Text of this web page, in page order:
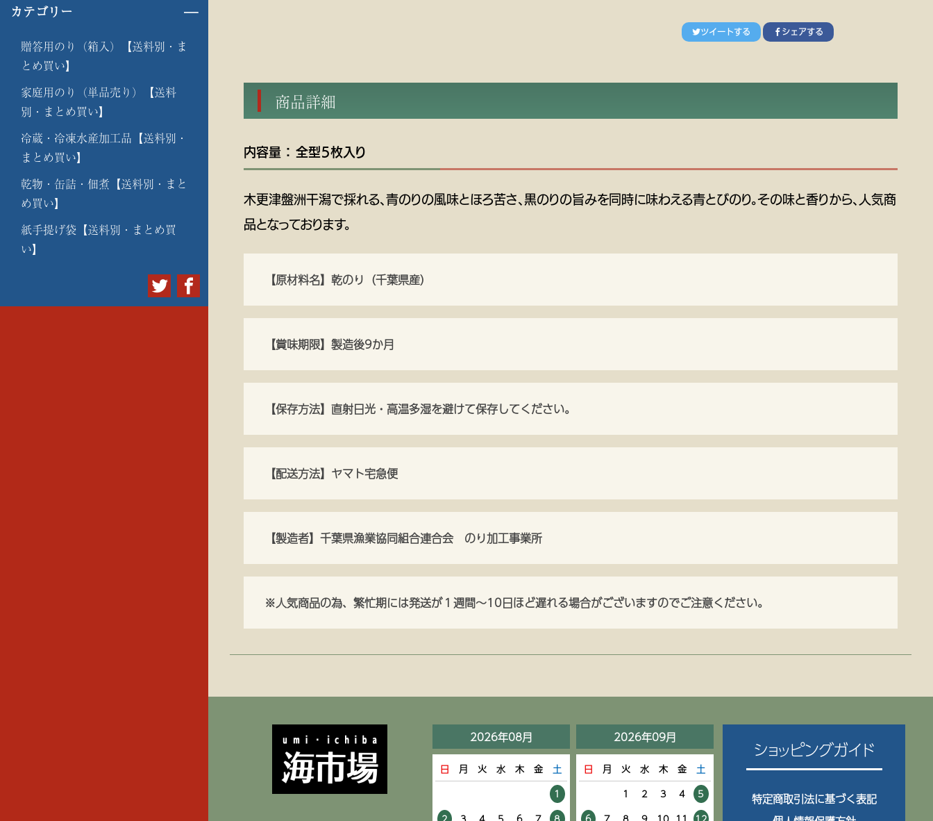
カテゴリー
贈答用のり（箱入）【送料別・ま
とめ買い】
家庭用のり（単品売り）【送料
別・まとめ買い】
冷蔵・冷凍水産加工品【送料別・
まとめ買い】
乾物・缶詰・佃煮【送料別・まと
め買い】
紙手提げ袋【送料別・まとめ買
い】
ツイートする シェアする
商品詳細
内容量 ： 全型５枚入り
木更津盤洲干潟で採れる、青のりの風味とほろ苦さ、黒のりの旨みを同時に味わえる青とびのり。その味と香りから、人気商
品となっております。
【原材料名】乾のり（千葉県産）
【賞味期限】製造後9か月
【保存方法】直射日光・高温多湿を避けて保存してください。
【配送方法】ヤマト宅急便
【製造者】千葉県漁業協同組合連合会 のり加工事業所
※人気商品の為、繁忙期には発送が１週間～10日ほど遅れる場合がございますのでご注意ください。
2026年08月
日 月 火 水 木 金
土
1
2026年09月
日 月 火 水 木 金
土
1
2 3 4
5
ショッピングガイド
特定商取引法に基づく表記